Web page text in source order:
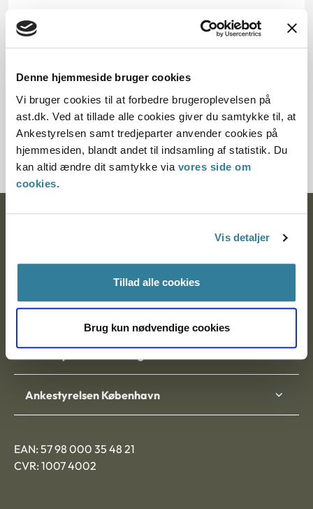
Denne hjemmeside bruger cookies
Vi bruger cookies til at forbedre brugeroplevelsen på
ast.dk. Ved at tillade alle cookies giver du samtykke til, at
Ankestyrelsen samt tredjeparter anvender cookies på
hjemmesiden, blandt andet til indsamling af statistik. Du
kan altid ændre dit samtykke via vores side om
cookies.
Vis detaljer
Tillad alle cookies
Brug kun nødvendige cookies
Paragraf
§ 37 § 46 § 9
Journalnummer
20984-91
9000 Aalborg
Ankestyrelsen København
EAN: 57 98 000 35 48 21
CVR: 1007 4002